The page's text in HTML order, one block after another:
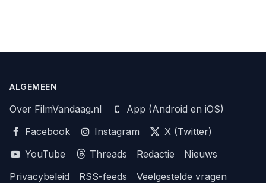
ALGEMEEN
Over FilmVandaag.nl
App (Android en iOS)
Facebook
Instagram
X (Twitter)
YouTube
Threads Redactie
Nieuws
Privacybeleid
RSS-feeds
Veelgestelde vragen